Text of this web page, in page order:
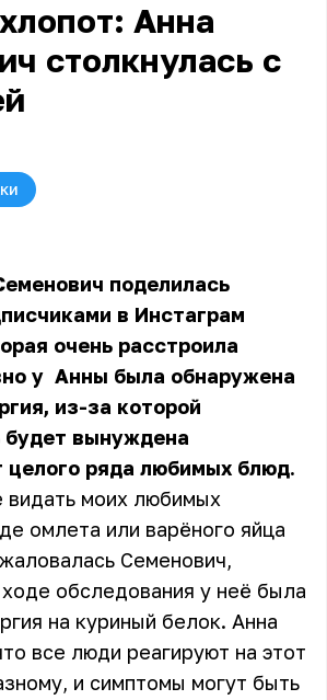
Анна
столкнулась с
поделилась
в Инстаграм
очень расстроила
у Анны была обнаружена
из-за которой
будет вынуждена
целого ряда любимых блюд.
видать моих любимых
омлета или варёного яйца
Семенович,
обследования у неё была
на куриный белок. Анна
все люди реагируют на этот
и симптомы могут быть